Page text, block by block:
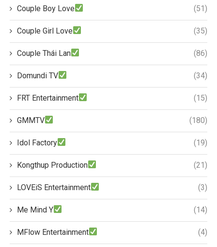
Couple Boy Love (51)
Couple Girl Love (35)
Couple Thái Lan (86)
Domundi TV (34)
FRT Entertainment (15)
GMMTV (180)
Idol Factory (19)
Kongthup Production (21)
LOVEiS Entertainment (3)
Me Mind Y (14)
MFlow Entertainment (4)